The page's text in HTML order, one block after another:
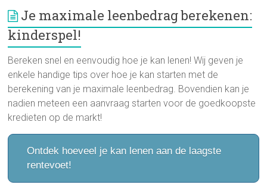
Je maximale leenbedrag berekenen:
kinderspel!
Bereken snel en eenvoudig hoe je kan lenen! Wij geven je
enkele handige tips over hoe je kan starten met de
berekening van je maximale leenbedrag. Bovendien kan je
nadien meteen een aanvraag starten voor de goedkoopste
kredieten op de markt!
Ontdek hoeveel je kan lenen aan de laagste
rentevoet!